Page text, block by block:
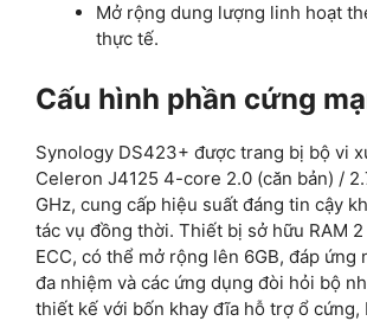
Mở rộng dung lượng linh hoạt
thực tế.
Cấu hình phần cứng
Synology DS423+ được trang bị bộ vi
Celeron J4125 4-core 2.0 (căn bản) /
GHz, cung cấp hiệu suất đáng tin cậy
tác vụ đồng thời. Thiết bị sở hữu RAM
ECC, có thể mở rộng lên 6GB, đáp ứng
đa nhiệm và các ứng dụng đòi hỏi bộ
thiết kế với bốn khay đĩa hỗ trợ ổ cứng,